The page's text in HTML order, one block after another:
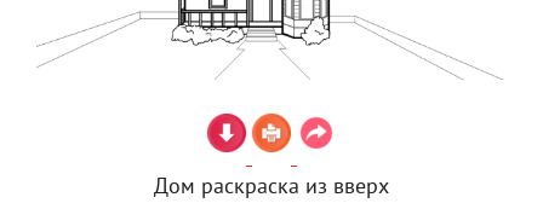
Дом раскраска из вверх